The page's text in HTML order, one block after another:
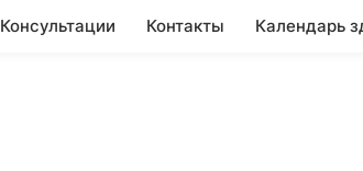
Консультации Контакты Календарь